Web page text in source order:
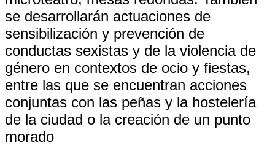
se desarrollarán actuaciones de
sensibilización y prevención de
conductas sexistas y de la violencia de
género en contextos de ocio y fiestas,
entre las que se encuentran acciones
conjuntas con las peñas y la hostelería
de la ciudad o la creación de un punto
morado